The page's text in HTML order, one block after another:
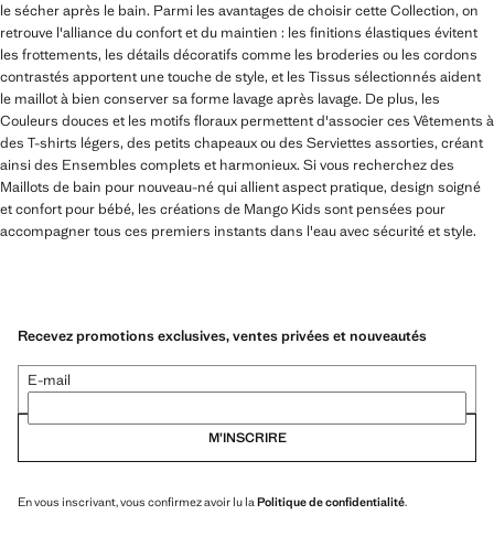
le sécher après le bain. Parmi les avantages de choisir cette Collection, on
retrouve l'alliance du confort et du maintien : les finitions élastiques évitent
les frottements, les détails décoratifs comme les broderies ou les cordons
contrastés apportent une touche de style, et les Tissus sélectionnés aident
le maillot à bien conserver sa forme lavage après lavage. De plus, les
Couleurs douces et les motifs floraux permettent d'associer ces Vêtements à
des T-shirts légers, des petits chapeaux ou des Serviettes assorties, créant
ainsi des Ensembles complets et harmonieux. Si vous recherchez des
Maillots de bain pour nouveau-né qui allient aspect pratique, design soigné
et confort pour bébé, les créations de Mango Kids sont pensées pour
accompagner tous ces premiers instants dans l'eau avec sécurité et style.
Recevez promotions exclusives, ventes privées et nouveautés
E-mail
M’INSCRIRE
En vous inscrivant, vous confirmez avoir lu la Politique de confidentialité.